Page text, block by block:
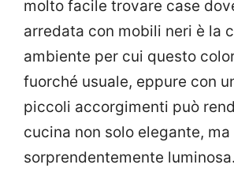
molto facile trovare case
arredata con mobili neri è la
ambiente per cui questo
fuorché usuale, eppure con
piccoli accorgimenti può
cucina non solo elegante, ma
sorprendentemente luminosa.